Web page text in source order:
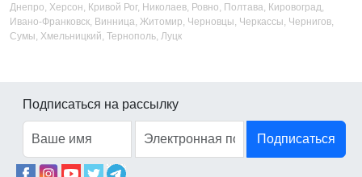
Днепро, Херсон, Кривой Рог, Николаев, Ровно, Полтава, Кировоград,
Ивано-Франковск, Винница, Житомир, Черновцы, Черкассы, Чернигов,
Сумы, Хмельницкий, Тернополь, Луцк
Подписаться на рассылку
Подписаться